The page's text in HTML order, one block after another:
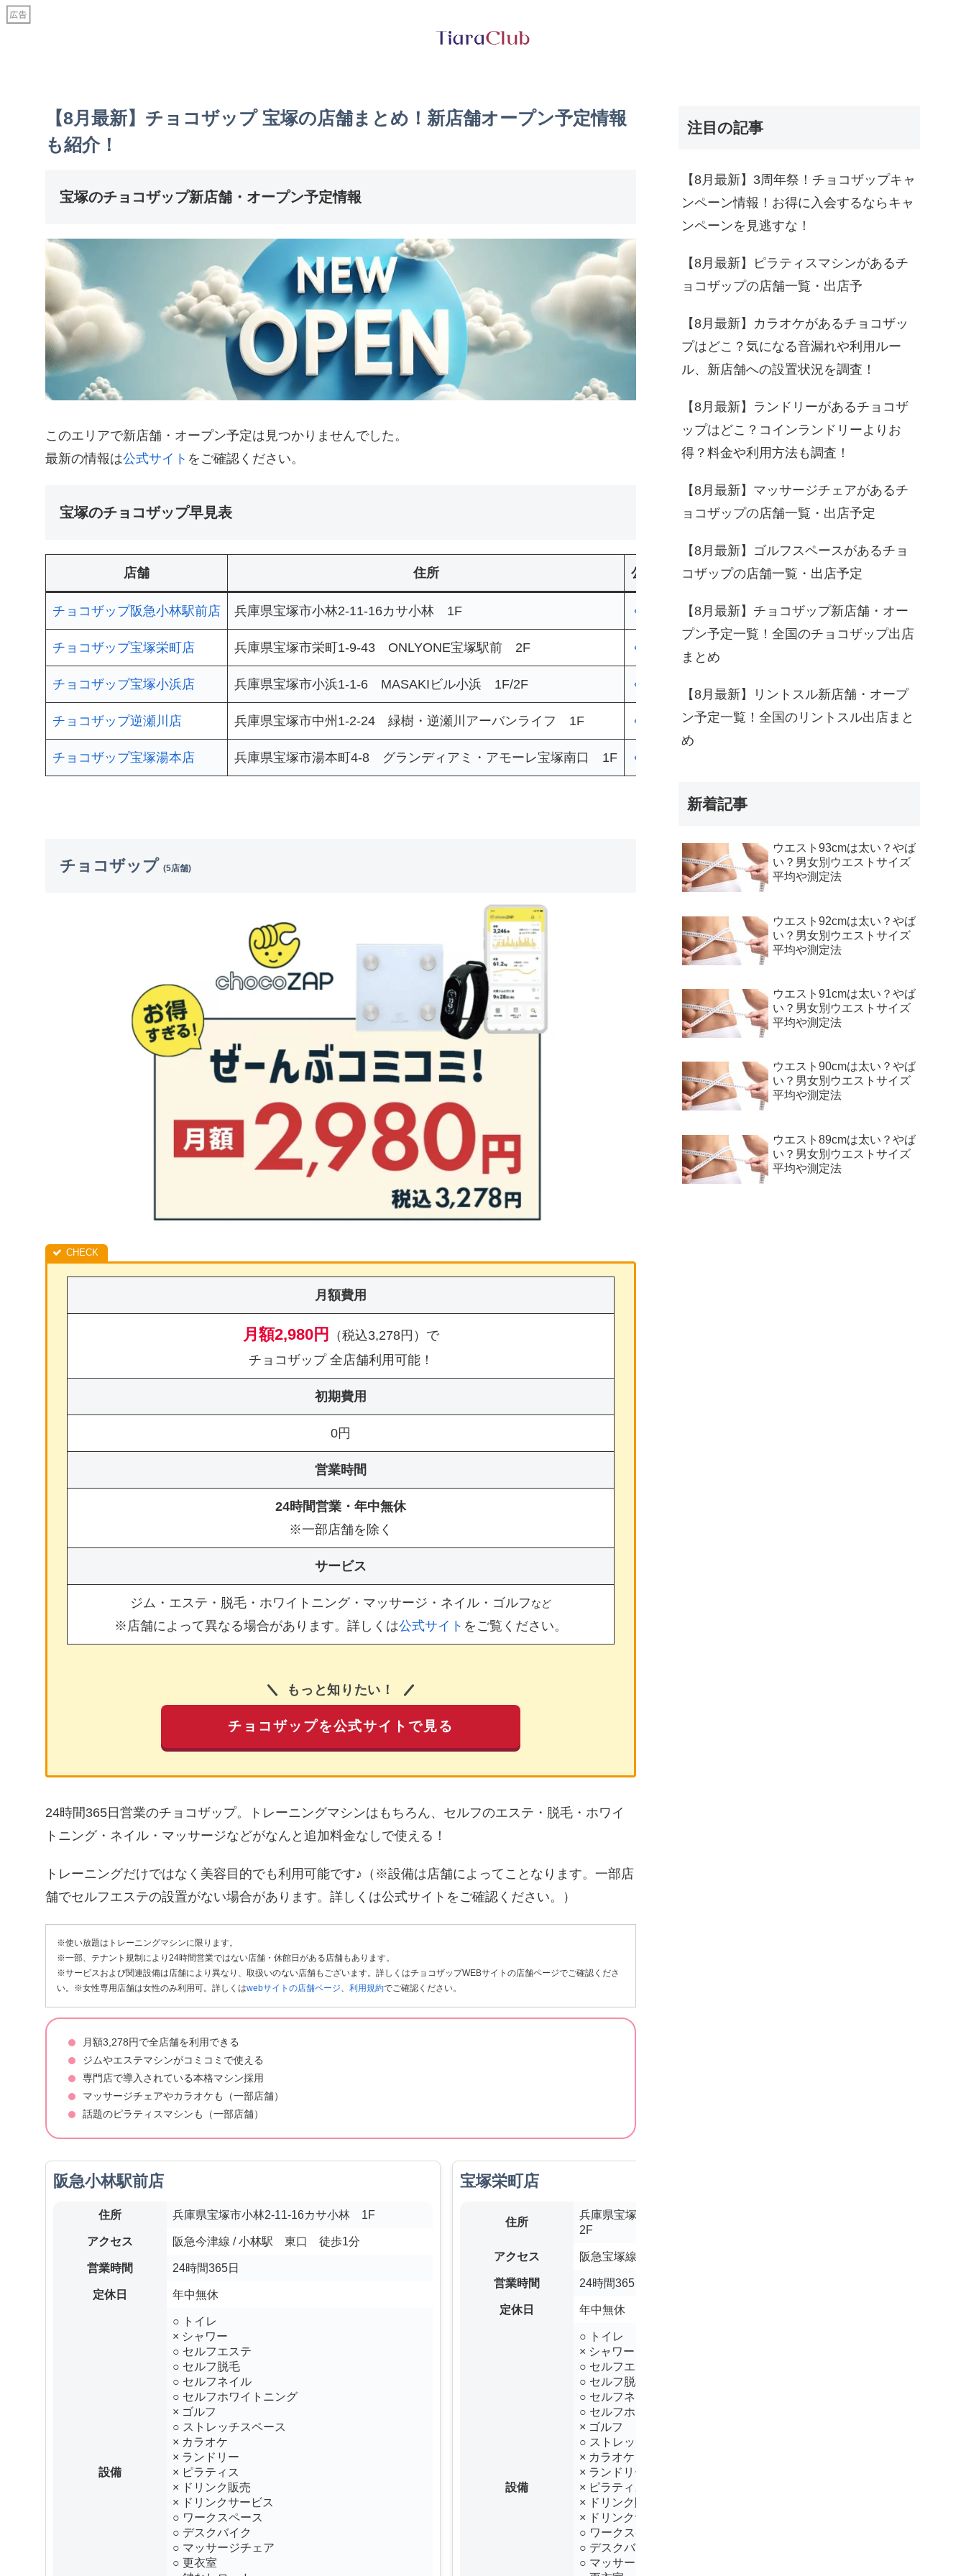
【8月最新】チョコザップ 宝塚の店舗まとめ！新店舗オープン予定情報
も紹介！
宝塚のチョコザップ新店舗・オープン予定情報
このエリアで新店舗・オープン予定は見つかりませんでした。
最新の情報は公式サイト をご確認ください。
宝塚のチョコザップ早見表
店舗 住所 公式サイト・詳細
チョコザップ阪急小林駅前店 兵庫県宝塚市小林2-11-16カサ小林 1F くわしく見る
チョコザップ宝塚栄町店 兵庫県宝塚市栄町1-9-43 ONLYONE宝塚駅前 2F くわしく見る
チョコザップ宝塚小浜店 兵庫県宝塚市小浜1-1-6 MASAKIビル小浜 1F/2F くわしく見る
チョコザップ逆瀬川店 兵庫県宝塚市中州1-2-24 緑樹・逆瀬川アーバンライフ 1F くわしく見る
チョコザップ宝塚湯本店 兵庫県宝塚市湯本町4-8 グランディアミ・アモーレ宝塚南口 1F くわしく見る
チョコザップ (5店舗)
月額費用
月額2,980円
（税込3,278円）で
チョコザップ 全店舗利用可能！
初期費用
0円
営業時間
24時間営業・年中無休
※一部店舗を除く
サービス
ジム・エステ・脱毛・ホワイトニング・マッサージ・ネイル・ゴルフなど
※店舗によって異なる場合があります。詳しくは公式サイト をご覧ください。
もっと知りたい！
チョコザップを公式サイトで見る
24時間365日営業のチョコザップ。トレーニングマシンはもちろん、セルフのエステ・脱毛・ホワイ
トニング・ネイル・マッサージなどがなんと追加料金なしで使える！
トレーニングだけではなく美容目的でも利用可能です♪（※設備は店舗によってことなります。一部店
舗でセルフエステの設置がない場合があります。詳しくは公式サイトをご確認ください。）
※使い放題はトレーニングマシンに限ります。
※一部、テナント規制により24時間営業ではない店舗・休館日がある店舗もあります。
※サービスおよび関連設備は店舗により異なり、取扱いのない店舗もございます。詳しくはチョコザップWEBサイトの店舗ページでご確認くださ
い。※女性専用店舗は女性のみ利用可。詳しくはwebサイトの店舗ページ、 利用規約でご確認ください。
月額3,278円で全店舗を利用できる
ジムやエステマシンがコミコミで使える
専門店で導入されている本格マシン採用
マッサージチェアやカラオケも（一部店舗）
話題のピラティスマシンも（一部店舗）
阪急小林駅前店
住所 兵庫県宝塚市小林2-11-16カサ小林 1F
アクセス 阪急今津線 / 小林駅 東口 徒歩1分
営業時間 24時間365日
定休日 年中無休
設備
○ トイレ
× シャワー
○ セルフエステ
○ セルフ脱毛
○ セルフネイル
○ セルフホワイトニング
× ゴルフ
○ ストレッチスペース
× カラオケ
× ランドリー
× ピラティス
× ドリンク販売
× ドリンクサービス
○ ワークスペース
○ デスクバイク
○ マッサージチェア
○ 更衣室
宝塚栄町店
住所
兵庫県宝塚市栄町1-9-43 ONLYONE宝塚駅前
2F
アクセス 阪急宝塚線 / 宝塚駅 阪急出口 徒歩9分
営業時間 24時間365日
定休日 年中無休
設備
○ トイレ
× シャワー
○ セルフエステ
○ セルフ脱毛
○ セルフネイル
○ セルフホワイトニング
× ゴルフ
○ ストレッチスペース
× カラオケ
× ランドリー
× ピラティス
× ドリンク販売
× ドリンクサービス
○ ワークスペース
○ デスクバイク
○ マッサージチェア
注目の記事
【8月最新】3周年祭！チョコザップキャ
ンペーン情報！お得に入会するならキャ
ンペーンを見逃すな！
【8月最新】ピラティスマシンがあるチ
ョコザップの店舗一覧・出店予
【8月最新】カラオケがあるチョコザッ
プはどこ？気になる音漏れや利用ルー
ル、新店舗への設置状況を調査！
【8月最新】ランドリーがあるチョコザ
ップはどこ？コインランドリーよりお
得？料金や利用方法も調査！
【8月最新】マッサージチェアがあるチ
ョコザップの店舗一覧・出店予定
【8月最新】ゴルフスペースがあるチョ
コザップの店舗一覧・出店予定
【8月最新】チョコザップ新店舗・オー
プン予定一覧！全国のチョコザップ出店
まとめ
【8月最新】リントスル新店舗・オープ
ン予定一覧！全国のリントスル出店まと
め
新着記事
ウエスト93cmは太い？やば
い？男女別ウエストサイズ
平均や測定法
ウエスト92cmは太い？やば
い？男女別ウエストサイズ
平均や測定法
ウエスト91cmは太い？やば
い？男女別ウエストサイズ
平均や測定法
ウエスト90cmは太い？やば
い？男女別ウエストサイズ
平均や測定法
ウエスト89cmは太い？やば
い？男女別ウエストサイズ
平均や測定法